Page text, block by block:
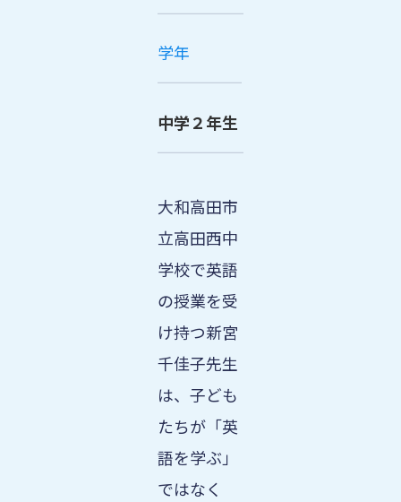
学年
中学２年生
大和高田市
立高田西中
学校で英語
の授業を受
け持つ新宮
千佳子先生
は、子ども
たちが「英
語を学ぶ」
ではなく